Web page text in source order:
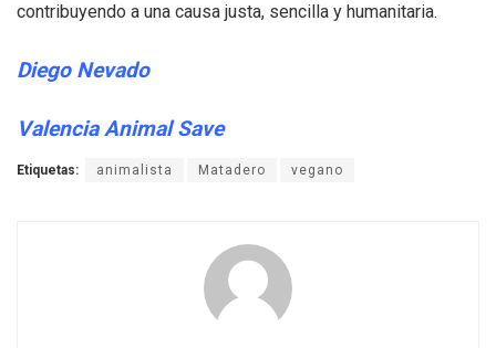
contribuyendo a una causa justa, sencilla y humanitaria.
Diego Nevado
Valencia Animal Save
Etiquetas: animalista Matadero vegano